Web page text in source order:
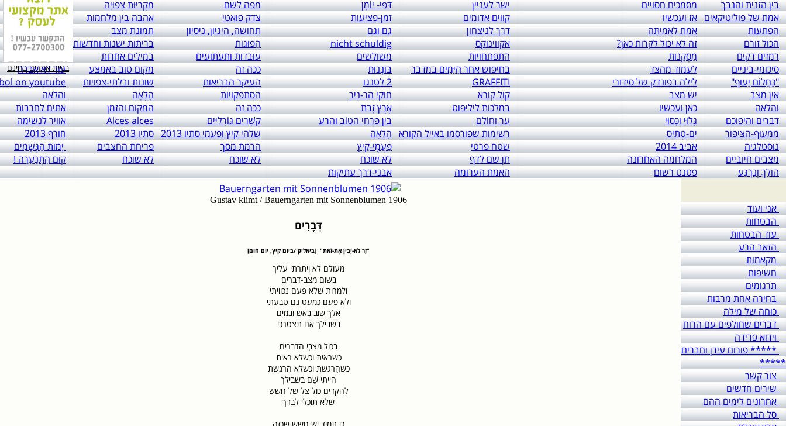
בניית אתרים בחינם
בין הזנית והנבך
מסמכים חסויים ישר לעניין דַּפֵּי- יוֹמָן מפה לשם מִקְרִיּוּת צְפוּיָה
יחסים
אמת של פוליטיקאים אז ועכשיו קווים אדומים זמן-פציעות צדק פואטי אהבה בין מלחמות
לא לפרסום
הפתעות
אֱמֶת לַאֲמִיתָּה דרך לניצחון גם וגם תחושה, היגיון, ניסיון תמונת מצב
T.W.I.M.C
הכול זורם
זה לא יכול לקרות כאן? אקווינוקס nicht schuldig הֲפוּגוֹת בריתות ישנות וחדשות
אחריות שילוחית
רמזים דקים
מַסְקָנוֹת התפתחויות משולשים עוּבדות ותעתועים במילים אחרות
סיכומי-ביניים
לעמוד מהצד בחיפוש אחר הַיֵּמִים במדבר בּוֹנְנוּת ככה זה מקום טוב באמצע
עוד לא אבדה
"כַּחֲלוֹם יָעוּף"
לילה בפונדק של סידורי GRAFFITI 2 לטנגו העיקר הבריאות שונות ובלתי-צפויות
on youtube
אין מצב
יש מצב קול קורא חוּקֵי הַר-נִיר הִסתפקויות הָלְאָה
והלאה
והלאה
כאן ועכשיו במלכות ליליפוט אֶרֶץ זָבַת ככה זה המקום והזמן
אִתִּים לחרבות
דברים והיפוכם
גָּלוּי וְכָּסוּי עֵר וְחוֹלֵם בין פִּרְחֵי הטוֹב והרע קְשָׁרִים גּוֹרָלִיִּים Alces alces
אוויר לנשימה
מִמְּעוּף-הַצִּיפּוֹר
יַם-טֶתִיס רשימות שפורסמו באייל הקורא הָלְאָה שלהי קיץ ופעמי סתיו 2013 סתיו 2013
חורף 2013
נוסטלגיה
אביב 2014 שטח פרטי פַּעֲמֻי-קַיִץ הרמת מסך פריחת החצבים
יְמוֹת הַגְּשָׁמִים
מצבים חיוביים
המלחמה האחרונה תן שם לדף לא שוכח לא שוכח לא שוכח
קוּם הִתְנַעֵרָה !
הוֹלֵךְ וְנִרְגַּע
פטנט רשום האמת הערומה אבני-דרך עתיקות
אני ועוד
הבטחות
עוד הבטחות
הזאב הרע
מקאמות
חשיפות
תרגומים
בחירה אחת מרבות
כוחה של מילה
דברים שחולפים עם הרוח
וידוא פרידה
***** פורום עידן וחברים
*****
צור קשר
שירים חדשים
אחרונים לימים ההם
סל הבריאות
Gustav klimt / Bauerngarten mit Sonnenblumen 1906
דְּבָרִים
"זָר לֹא-יָבִין אֶת-זֹאת" [ביאליק /ביום קיץ, יום חום]
מעולם לא וִיתרתי עליך
בשום מצב-דברים
ולמרות שלא פעם נכוויתי
ולא פעם כמעט גם טבעתי
אלך שוב באש ובמים
בשבילך אִם תצטרכי
בכול מצבֵי הדברים
כשראית וכשלא ראית
כשהִרגשת וכשלא הִרגשת
הייתי שָׁם בשבילך
להקדים כול צל של חשש
שלא תוכלי לבדך